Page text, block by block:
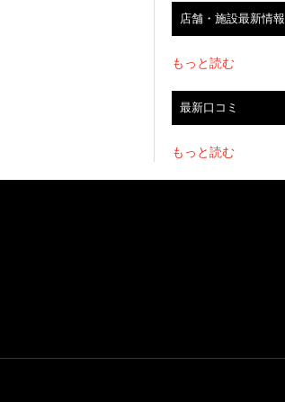
店舗・施設最新情報
もっと読む
最新口コミ
もっと読む